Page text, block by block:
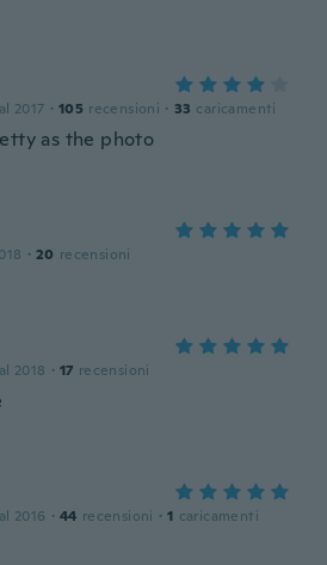
2017 · 105 recensioni · 33 caricamenti
as the photo
· 20 recensioni
2018 · 17 recensioni
2016 · 44 recensioni · 1 caricamenti